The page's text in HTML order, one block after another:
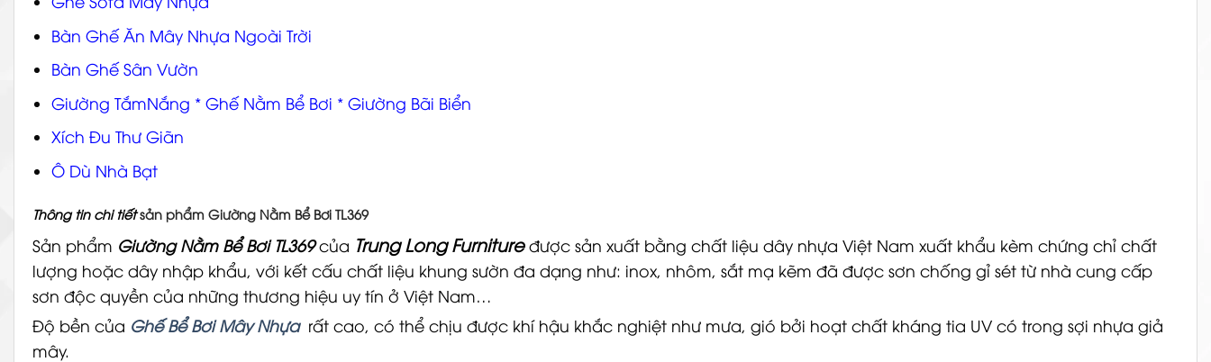
Bàn Ghế Ăn Mây Nhựa Ngoài Trời
Bàn Ghế Sân Vườn
Giường TắmNắng * Ghế Nằm Bể Bơi * Giường Bãi Biển
Xích Đu Thư Giãn
Ô Dù Nhà Bạt
Thông tin chi tiếtsản phẩm Giường Nằm Bể Bơi TL369
Sản phẩm Giường Nằm Bể Bơi TL369của Trung Long Furnituređược sản xuất bằng chất liệu dây nhựa Việt Nam xuất khẩu kèm chứng chỉ chất
lượng hoặc dây nhập khẩu, với kết cấu chất liệu khung sườn đa dạng như: inox, nhôm, sắt mạ kẽm đã được sơn chống gỉ sét từ nhà cung cấp
sơn độc quyền của những thương hiệu uy tín ở Việt Nam…
Độ bền của Ghế Bể Bơi Mây Nhựa rất cao, có thể chịu được khí hậu khắc nghiệt như mưa, gió bởi hoạt chất kháng tia UV có trong sợi nhựa giả
mây.